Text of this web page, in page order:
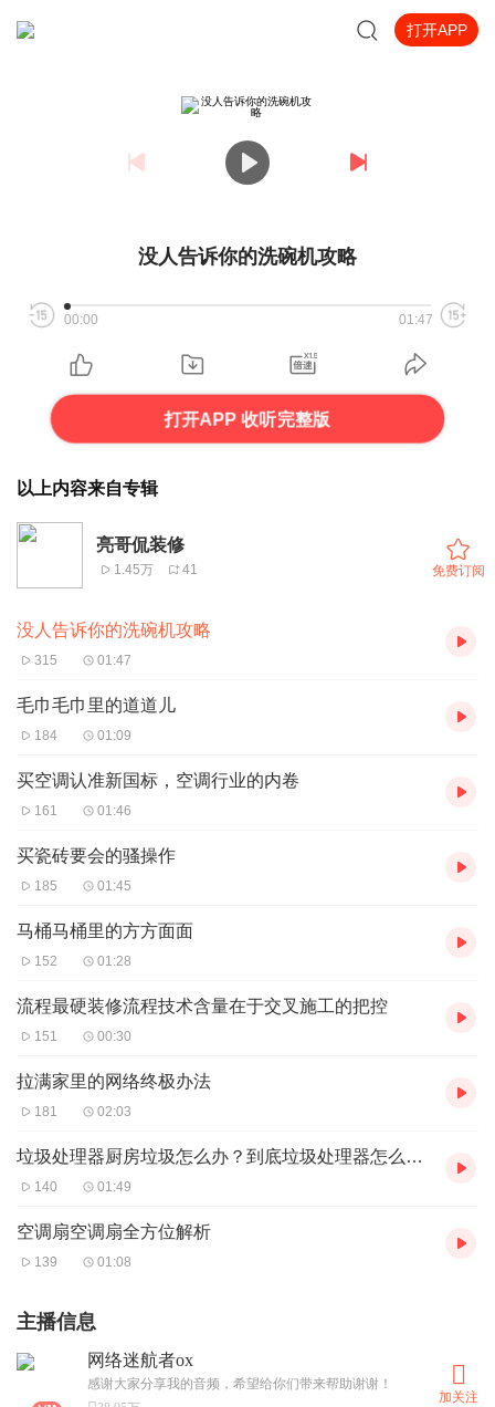
打开APP
没人告诉你的洗碗机攻略
00:00 01:47
打开APP 收听完整版
以上内容来自专辑
亮哥侃装修
1.45万 41 免费订阅
没人告诉你的洗碗机攻略
315 01:47
毛巾毛巾里的道道儿
184 01:09
买空调认准新国标，空调行业的内卷
161 01:46
买瓷砖要会的骚操作
185 01:45
马桶马桶里的方方面面
152 01:28
流程最硬装修流程技术含量在于交叉施工的把控
151 00:30
拉满家里的网络终极办法
181 02:03
垃圾处理器厨房垃圾怎么办？到底垃圾处理器怎么样？
140 01:49
空调扇空调扇全方位解析
139 01:08
主播信息
网络迷航者ox
感谢大家分享我的音频，希望给你们带来帮助谢谢！
加关注